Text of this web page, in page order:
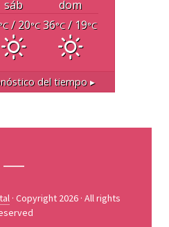
sáb
dom
°C/ 20°C 36°C/ 19°C
del tiempo ▸
· Copyright 2026 · All rights